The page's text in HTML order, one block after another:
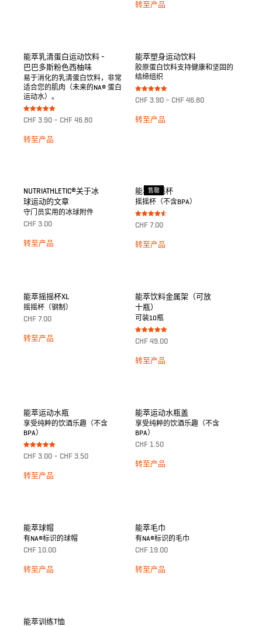
转至产品
能萃乳清蛋白运动饮料 -
巴巴多斯粉色西柚味
易于消化的乳清蛋白饮料，非常
适合您的肌肉（未来的NA® 蛋白
运动水）。
Bewertet mit
5.00
CHF 3.90 – CHF 46.80
转至产品
能萃塑身运动饮料
胶原蛋白饮料支持健康和坚固的
结缔组织
Bewertet mit
5.00
CHF 3.90 – CHF 46.80
转至产品
NUTRIATHLETIC®关于冰
球运动的文章
守门员实用的冰球附件
CHF 3.00
转至产品
售罄
能萃摇摇杯
摇摇杯（不含BPA）
Bewertet
mit
von 5
CHF 7.00
转至产品
能萃摇摇杯XL
摇摇杯（钢制）
CHF 7.00
转至产品
能萃饮料金属架（可放
十瓶）
可装10瓶
Bewertet mit
5.00
CHF 49.00
转至产品
能萃运动水瓶
享受纯粹的饮酒乐趣（不含
BPA）
Bewertet mit
5.00
CHF 3.00 – CHF 3.50
转至产品
能萃运动水瓶盖
享受纯粹的饮酒乐趣（不含
BPA）
CHF 1.50
转至产品
能萃球帽
有NA®标识的球帽
CHF 10.00
转至产品
能萃毛巾
有NA®标识的毛巾
CHF 19.00
转至产品
能萃训练T恤